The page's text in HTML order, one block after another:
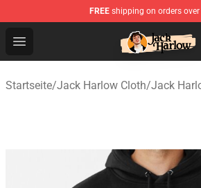
FREE shipping on orders
Open menu
Jack Harlow Shop - Official Jack
Startseite/Jack Harlow Cloth/Jack